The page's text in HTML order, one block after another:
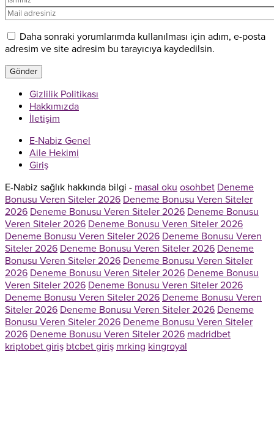
Daha sonraki yorumlarımda kullanılması için adım, e-posta
adresim ve site adresim bu tarayıcıya kaydedilsin.
Gizlilik Politikası
Hakkımızda
İletişim
E-Nabiz Genel
Aile Hekimi
Giriş
E-Nabiz sağlık hakkında bilgi - masal oku osohbet Deneme
Bonusu Veren Siteler 2026 Deneme Bonusu Veren Siteler
2026 Deneme Bonusu Veren Siteler 2026 Deneme Bonusu
Veren Siteler 2026 Deneme Bonusu Veren Siteler 2026
Deneme Bonusu Veren Siteler 2026 Deneme Bonusu Veren
Siteler 2026 Deneme Bonusu Veren Siteler 2026 Deneme
Bonusu Veren Siteler 2026 Deneme Bonusu Veren Siteler
2026 Deneme Bonusu Veren Siteler 2026 Deneme Bonusu
Veren Siteler 2026 Deneme Bonusu Veren Siteler 2026
Deneme Bonusu Veren Siteler 2026 Deneme Bonusu Veren
Siteler 2026 Deneme Bonusu Veren Siteler 2026 Deneme
Bonusu Veren Siteler 2026 Deneme Bonusu Veren Siteler
2026 Deneme Bonusu Veren Siteler 2026 madridbet
kriptobet giriş btcbet giriş mrking kingroyal